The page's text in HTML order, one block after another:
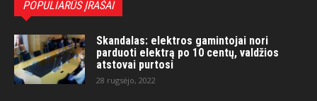
POPULIARŪS ĮRAŠAI
Skandalas: elektros gamintojai nori
parduoti elektrą po 10 centų, valdžios
atstovai purtosi
28 rugsėjo, 2022